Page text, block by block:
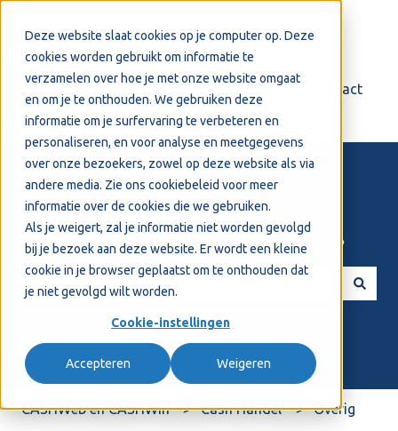
Deze website slaat cookies op je computer op. Deze
cookies worden gebruikt om informatie te
verzamelen over hoe je met onze website omgaat
en om je te onthouden. We gebruiken deze
informatie om je surfervaring te verbeteren en
personaliseren, en voor analyse en meetgegevens
over onze bezoekers, zowel op deze website als via
andere media. Zie ons cookiebeleid voor meer
informatie over de cookies die we gebruiken.
Als je weigert, zal je informatie niet worden gevolgd
bij je bezoek aan deze website. Er wordt een kleine
cookie in je browser geplaatst om te onthouden dat
je niet gevolgd wilt worden.
Cookie-instellingen
Accepteren Weigeren
Support Contact
Welkom! Hoe kunnen we je helpen?
CASHWeb en CASHWin Cash Handel Overig